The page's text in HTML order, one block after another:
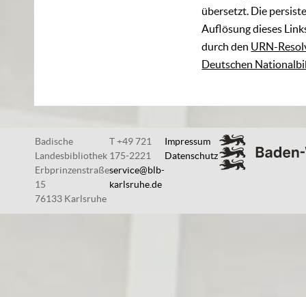
übersetzt. Die
Auflösung dieses
durch den URN-
Deutschen
Badische
Landesbibliothek
Erbprinzenstraße
15
76133 Karlsruhe
T +49 721
175-2221
service@blb-
karlsruhe.de
Impressum
Datenschutz